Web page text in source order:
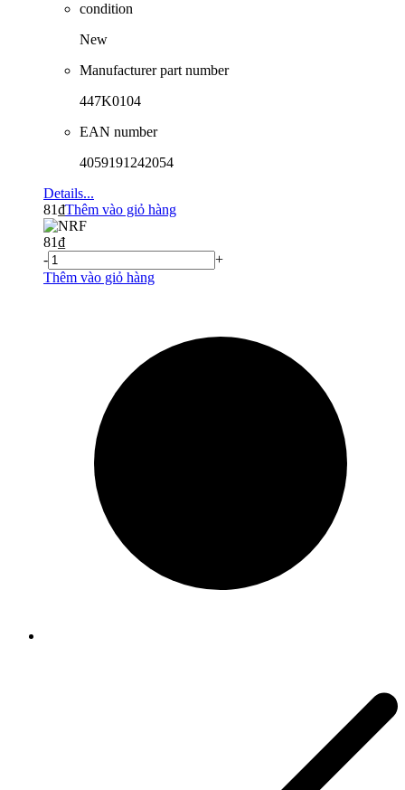
condition
New
Manufacturer part number
447K0104
EAN number
4059191242054
Details...
81₫Thêm vào giỏ hàng
81₫
-
+
Thêm vào giỏ hàng